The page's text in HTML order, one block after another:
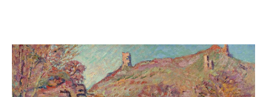
raisonné,
Armand
Guillaumin,
Le
Moulin